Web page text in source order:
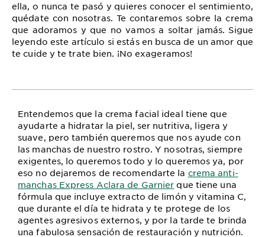
ella, o nunca te pasó y quieres conocer el sentimiento,
quédate con nosotras. Te contaremos sobre la crema
que adoramos y que no vamos a soltar jamás. Sigue
leyendo este artículo si estás en busca de un amor que
te cuide y te trate bien. ¡No exageramos!
Entendemos que la crema facial ideal tiene que
ayudarte a hidratar la piel, ser nutritiva, ligera y
suave, pero también queremos que nos ayude con
las manchas de nuestro rostro. Y nosotras, siempre
exigentes, lo queremos todo y lo queremos ya, por
eso no dejaremos de recomendarte la crema anti-
manchas Express Aclara de Garnier que tiene una
fórmula que incluye extracto de limón y vitamina C,
que durante el día te hidrata y te protege de los
agentes agresivos externos, y por la tarde te brinda
una fabulosa sensación de restauración y nutrición.